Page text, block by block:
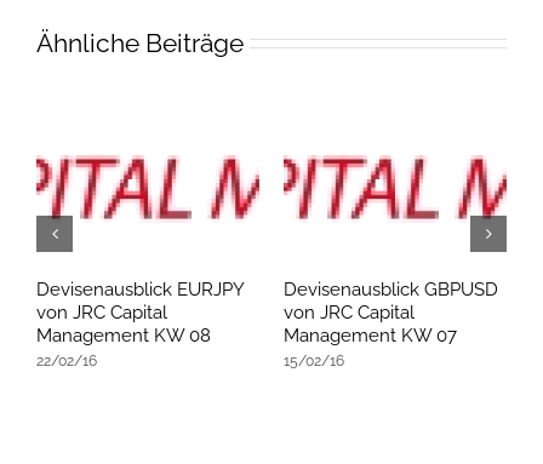
Ähnliche Beiträge
Devisenausblick EURJPY
von JRC Capital
Management KW 08
22/02/16
Devisenausblick GBPUSD
von JRC Capital
Management KW 07
15/02/16